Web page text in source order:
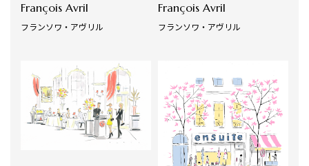
François Avril
フランソワ・アヴリル
François Avril
フランソワ・アヴリル